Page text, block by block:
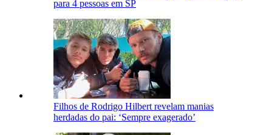
para 4 pessoas em SP
Filhos de Rodrigo Hilbert revelam manias
herdadas do pai: ‘Sempre exagerado’